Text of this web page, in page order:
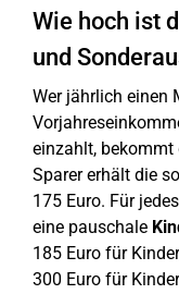
Wie hoch ist
und
Wer jährlich einen
einzahlt, bekommt
Sparer erhält die
175 Euro. Für
eine pauschale
185 Euro für
300 Euro für